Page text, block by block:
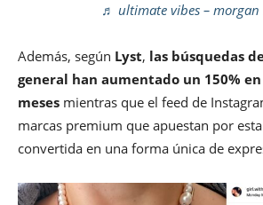
♬ ultimate vibes – morgan
Además, según Lyst, las búsquedas
general han aumentado un 150%
meses mientras que el feed de
marcas premium que apuestan por
convertida en una forma única de